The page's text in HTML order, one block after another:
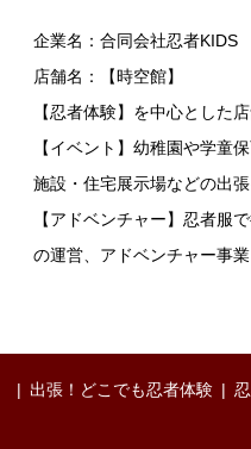
企業名：合同会社忍者KIDS
店舗名：【時空館】
【忍者体験】を中心とした
【イベント】幼稚園や学童
施設・住宅展示場などの出
【アドベンチャー】忍者服
の運営、アドベンチャー事業
出張！どこでも忍者体験